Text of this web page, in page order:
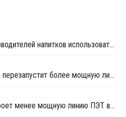
Южная Корея обяжет производителей напитков использовать вторичный ПЭТ в упаковке
TK Chemical на этой неделе перезапустит более мощную линию ПЭТ в Южной Корее после ремонта
TK Chemical 9 февраля закроет менее мощную линию ПЭТ в Южной Корее на плановый ремонт